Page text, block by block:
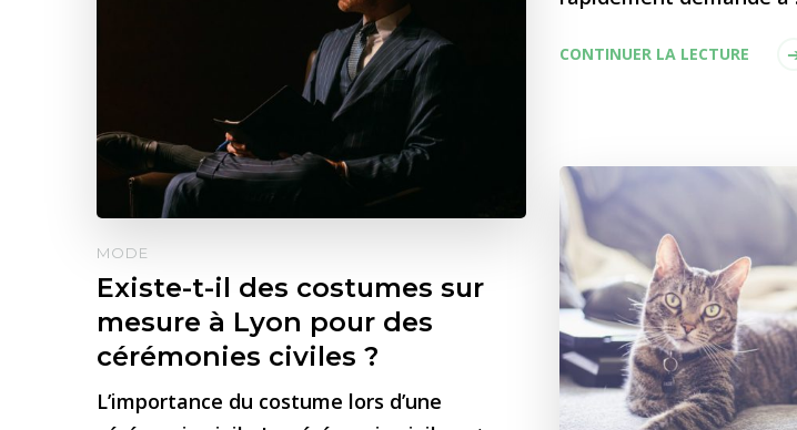
CONTINUER LA LECTURE
MODE
Existe-t-il des costumes sur
mesure à Lyon pour des
cérémonies civiles ?
L’importance du costume lors d’une